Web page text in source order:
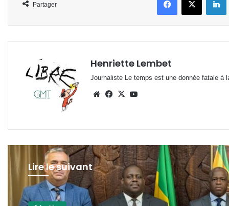
Partager
Henriette Lembet
Journaliste Le temps est une donnée fatale à
WebsiteFacebook
X
Lire le suivant